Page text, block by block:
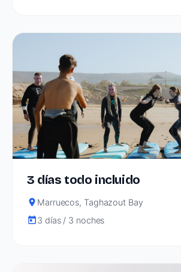
3 días todo incluido
Marruecos, Taghazout Bay
3 días / 3 noches